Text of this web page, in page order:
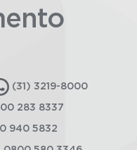
(31) 3219-8000
283 8337
940 5832